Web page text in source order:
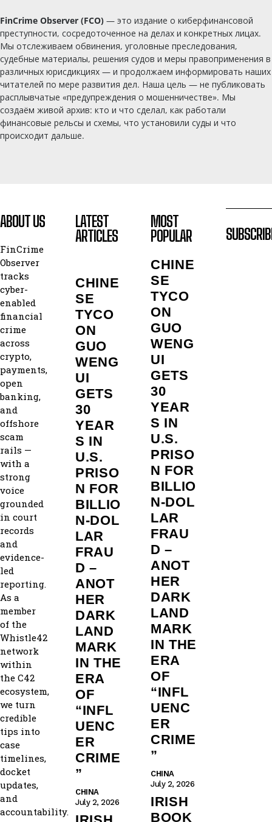
FinCrime Observer (FCO) — это издание о киберфинансовой
преступности, сосредоточенное на делах и конкретных лицах.
Мы отслеживаем обвинения, уголовные преследования,
судебные материалы, решения судов и меры правоприменения в
различных юрисдикциях — и продолжаем информировать наших
читателей по мере развития дел. Наша цель — не публиковать
расплывчатые «предупреждения о мошенничестве». Мы
создаём живой архив: кто и что сделал, как работали
финансовые рельсы и схемы, что установили суды и что
происходит дальше.
ABOUT US
FinCrime
Observer
tracks
cyber-
enabled
financial
crime
across
crypto,
payments,
open
banking,
and
offshore
scam
rails —
with a
strong
voice
grounded
in court
records
and
evidence-
led
reporting.
As a
member
of the
Whistle42
network
within
the C42
ecosystem,
we turn
credible
tips into
case
timelines,
docket
updates,
and
accountability.
LATEST
ARTICLES
CHINE
SE
TYCO
ON
GUO
WENG
UI
GETS
30
YEAR
S IN
U.S.
PRISO
N FOR
BILLIO
N‑DOL
LAR
FRAU
D –
ANOT
HER
DARK
LAND
MARK
IN THE
ERA
OF
“INFL
UENC
ER
CRIME
”
CHINA
July 2, 2026
MOST
POPULAR
CHINE
SE
TYCO
ON
GUO
WENG
UI
GETS
30
YEAR
S IN
U.S.
PRISO
N FOR
BILLIO
N‑DOL
LAR
FRAU
D –
ANOT
HER
DARK
LAND
MARK
IN THE
ERA
OF
“INFL
UENC
ER
CRIME
”
CHINA
July 2, 2026
IRISH
BOOK